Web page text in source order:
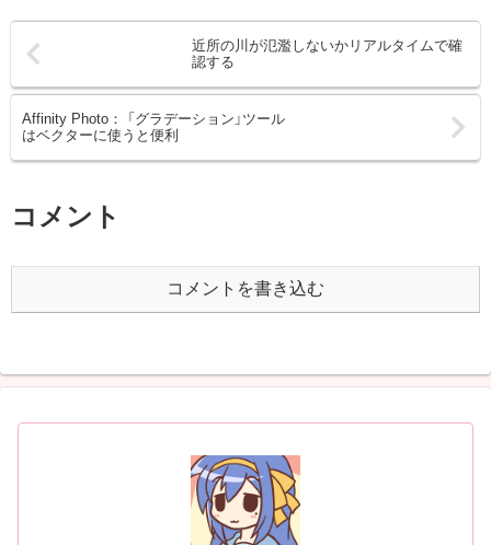
近所の川が氾濫しないかリアルタイムで確
認する
Affinity Photo： 「グラデーション」ツール
はベクターに使うと便利
コメント
コメントを書き込む